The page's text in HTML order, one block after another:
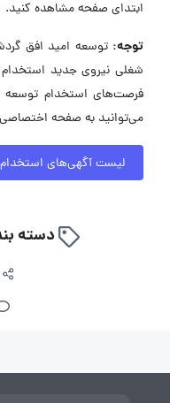
ابتدای صفحه مشاهده کنید.
توجه:
شغلی نیروی جدید استخدام
فرصت‌های استخدام توسعه
می‌توانید به صفحه
لیست آگهی‌های
دسته